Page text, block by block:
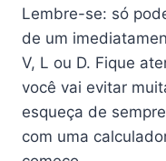
Lembre-se: só
de um
V, L ou D. Fique
você vai evitar
esqueça de
com uma